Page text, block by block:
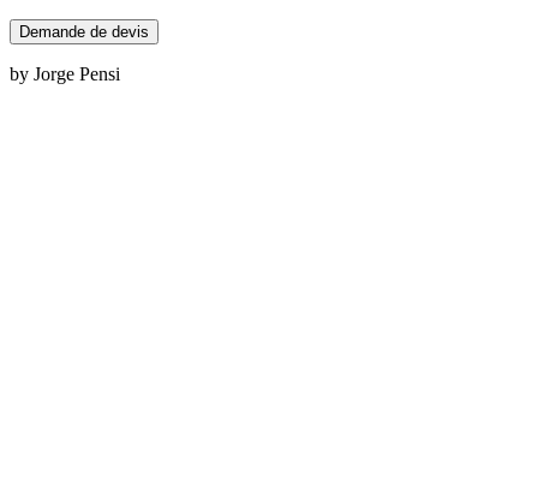
Demande de devis
by Jorge Pensi